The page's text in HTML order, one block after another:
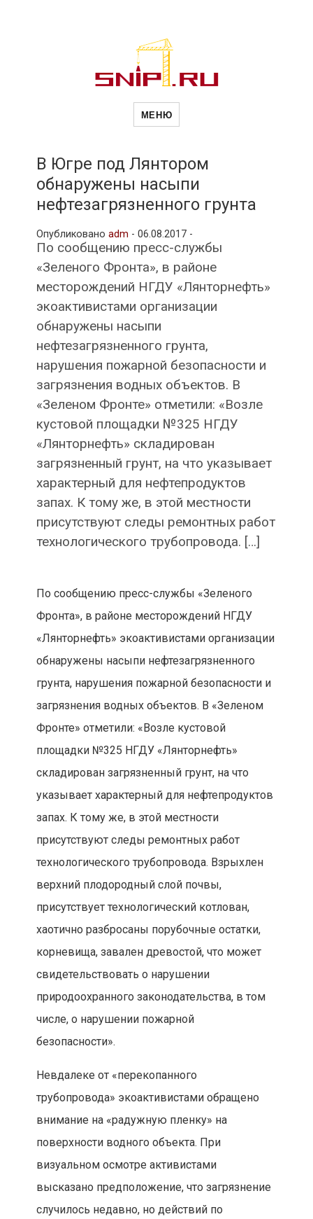
Новости
и
МЕНЮ
В Югре под Лянтором
обнаружены насыпи
нефтезагрязненного грунта
Опубликовано adm - 06.08.2017 -
По сообщению пресс-службы
«Зеленого Фронта», в районе
месторождений НГДУ «Лянторнефть»
экоактивистами организации
обнаружены насыпи
нефтезагрязненного грунта,
нарушения пожарной безопасности и
загрязнения водных объектов. В
«Зеленом Фронте» отметили: «Возле
кустовой площадки №325 НГДУ
«Лянторнефть» складирован
загрязненный грунт, на что указывает
характерный для нефтепродуктов
запах. К тому же, в этой местности
присутствуют следы ремонтных работ
технологического трубопровода. […]
По сообщению пресс-службы «Зеленого
Фронта», в районе месторождений НГДУ
«Лянторнефть» экоактивистами организации
обнаружены насыпи нефтезагрязненного
грунта, нарушения пожарной безопасности и
загрязнения водных объектов. В «Зеленом
Фронте» отметили: «Возле кустовой
площадки №325 НГДУ «Лянторнефть»
складирован загрязненный грунт, на что
указывает характерный для нефтепродуктов
запах. К тому же, в этой местности
присутствуют следы ремонтных работ
технологического трубопровода. Взрыхлен
верхний плодородный слой почвы,
присутствует технологический котлован,
хаотично разбросаны порубочные остатки,
корневища, завален древостой, что может
свидетельствовать о нарушении
природоохранного законодательства, в том
числе, о нарушении пожарной
безопасности».
Невдалеке от «перекопанного
трубопровода» экоактивистами обращено
внимание на «радужную пленку» на
поверхности водного объекта. При
визуальном осмотре активистами
высказано предположение, что загрязнение
случилось недавно, но действий по